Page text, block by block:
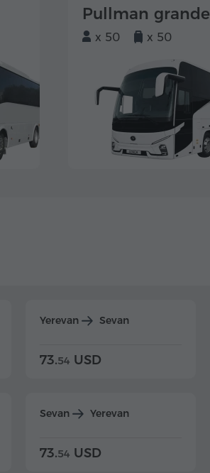
Pullman grande
x 50 x 50
Yerevan Sevan
73.54 USD
Sevan Yerevan
73.54 USD